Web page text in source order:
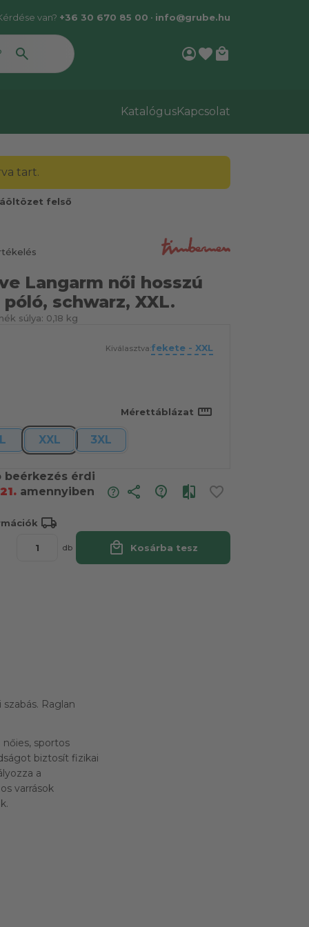
van? +36 30 670 85 00 • info@grube.hu
account_circlefavorite local_mall
KatalógusKapcsolat
tart.
felső
Langarm női hosszú
schwarz, XXL.
súlya: 0,18 kg
Kiválasztva:fekete - XXL
Mérettáblázat straighten
XXL 3XL
beérkezés érdi
amennyiben share
local_shipping
db local_mall Kosárba tesz
Raglan
sportos
biztosít fizikai
a
varrások